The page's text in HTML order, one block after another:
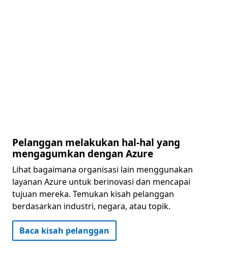
Pelanggan melakukan hal-hal yang
mengagumkan dengan Azure
Lihat bagaimana organisasi lain menggunakan
layanan Azure untuk berinovasi dan mencapai
tujuan mereka. Temukan kisah pelanggan
berdasarkan industri, negara, atau topik.
Baca kisah pelanggan